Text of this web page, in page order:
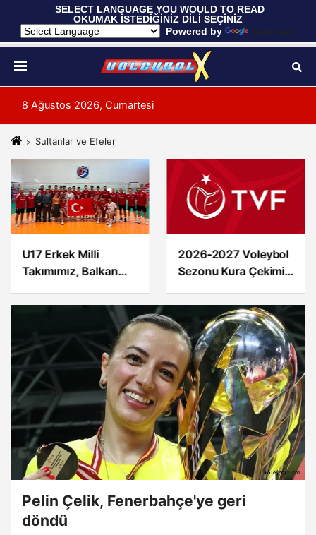
SELECT LANGUAGE YOU WOULD TO READ
OKUMAK İSTEDİĞİNİZ DİLİ SEÇİNİZ
Powered by
Translate
8 Ağustos 2026, Cumartesi
Sultanlar ve Efeler
U17 Erkek Milli
Takımımız, Balkan
Galibiyetle Başladı
2026-2027 Voleybol
Sezonu Kura Çekimi
Pelin Çelik, Fenerbahçe'ye geri
döndü